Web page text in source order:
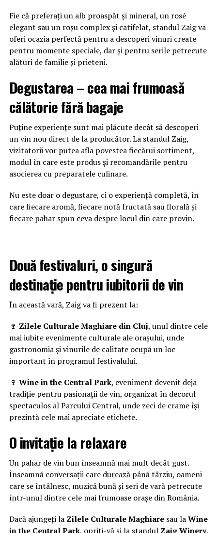
Fie că preferați un alb proaspăt și mineral, un rosé
elegant sau un roșu complex și catifelat, standul Zaig va
oferi ocazia perfectă pentru a descoperi vinuri create
pentru momente speciale, dar și pentru serile petrecute
alături de familie și prieteni.
Degustarea – cea mai frumoasă
călătorie fără bagaje
Puține experiențe sunt mai plăcute decât să descoperi
un vin nou direct de la producător. La standul Zaig,
vizitatorii vor putea afla povestea fiecărui sortiment,
modul în care este produs și recomandările pentru
asocierea cu preparatele culinare.
Nu este doar o degustare, ci o experiență completă, în
care fiecare aromă, fiecare notă fructată sau florală și
fiecare pahar spun ceva despre locul din care provin.
Două festivaluri, o singură
destinație pentru iubitorii de vin
În această vară, Zaig va fi prezent la:
🍷 Zilele Culturale Maghiare din Cluj, unul dintre cele
mai iubite evenimente culturale ale orașului, unde
gastronomia și vinurile de calitate ocupă un loc
important în programul festivalului.
🍷 Wine in the Central Park, eveniment devenit deja
tradiție pentru pasionații de vin, organizat în decorul
spectaculos al Parcului Central, unde zeci de crame își
prezintă cele mai apreciate etichete.
O invitație la relaxare
Un pahar de vin bun înseamnă mai mult decât gust.
Înseamnă conversații care durează până târziu, oameni
care se întâlnesc, muzică bună și seri de vară petrecute
într-unul dintre cele mai frumoase orașe din România.
Dacă ajungeți la Zilele Culturale Maghiaresau laWine
in the Central Park, opriți-vă și la standul Zaig Winery.